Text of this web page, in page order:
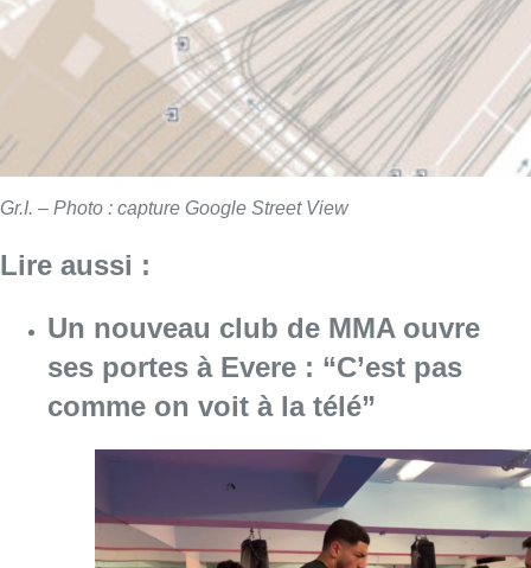
Gr.I. – Photo : capture Google Street View
Lire aussi :
Un nouveau club de MMA ouvre
ses portes à Evere : “C’est pas
comme on voit à la télé”